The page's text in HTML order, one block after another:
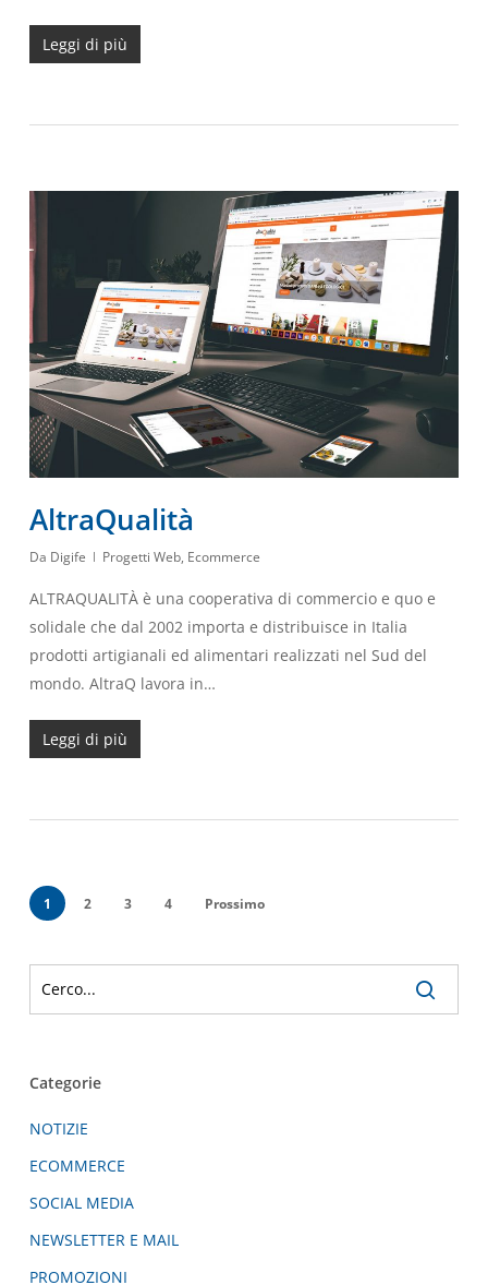
Leggi di più
AltraQualità
Da Digife Progetti Web, Ecommerce
ALTRAQUALITÀ è una cooperativa di commercio e quo e
solidale che dal 2002 importa e distribuisce in Italia
prodotti artigianali ed alimentari realizzati nel Sud del
mondo. AltraQ lavora in…
Leggi di più
1 2 3 4 Prossimo
Categorie
NOTIZIE
ECOMMERCE
SOCIAL MEDIA
NEWSLETTER E MAIL
PROMOZIONI